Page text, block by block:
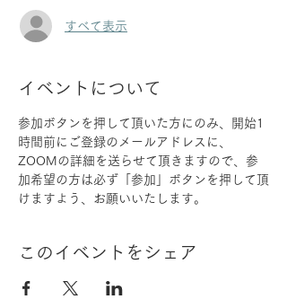
すべて表示
イベントについて
参加ボタンを押して頂いた方にのみ、開始1
時間前にご登録のメールアドレスに、
ZOOMの詳細を送らせて頂きますので、参
加希望の方は必ず「参加」ボタンを押して頂
けますよう、お願いいたします。
このイベントをシェア